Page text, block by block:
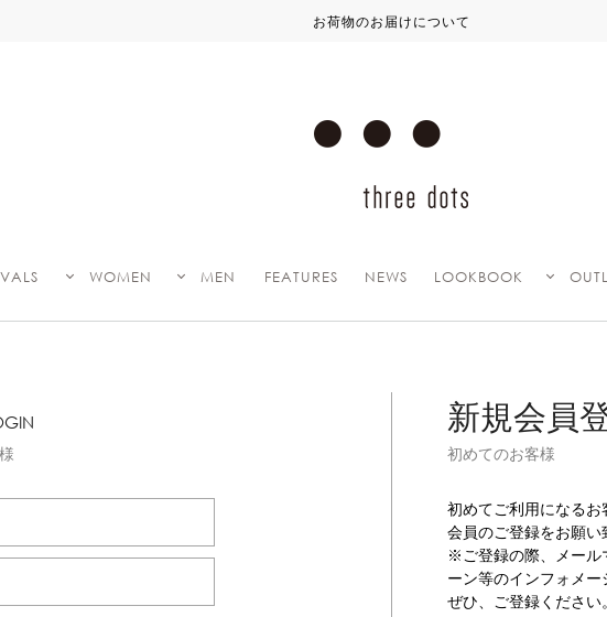
お荷物のお届けについて
WOMEN MEN FEATURES NEWS LOOKBOOK
新規会員
初めてのお客様
初めてご利用になる
会員のご登録をお願い
※ご登録の際、メール
ーン等のインフォメー
ぜひ、ご登録ください。